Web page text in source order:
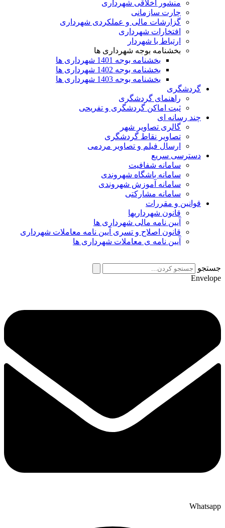
منشور اخلاقی شهرداری
چارت سازمانی
گزارشات مالی و عملکردی شهرداری
افتخارات شهرداری
ارتباط با شهردار
بخشنامه بوجه شهرداری ها
بخشنامه بوجه 1401 شهرداری ها
بخشنامه بوجه 1402 شهرداری ها
بخشنامه بوجه 1403 شهرداری ها
گردشگری
راهنمای گردشگری
ثبت اماکن گردشگری و تفریحی
چند رسانه ای
گالری تصاویر شهر
تصاویر نقاط گردشگری
ارسال فیلم و تصاویر مردمی
دسترسی سریع
سامانه شفافیت
سامانه باشگاه شهروندی
سامانه آموزش شهروندی
سامانه مشارکتی
قوانین و مقررات
قانون شهرداریها
آیین نامه مالی شهرداری ها
قانون اصلاح و تسری آیین نامه معاملات شهرداری
آیین نامه ی معاملات شهرداری ها
جستجو
Envelope
Whatsapp